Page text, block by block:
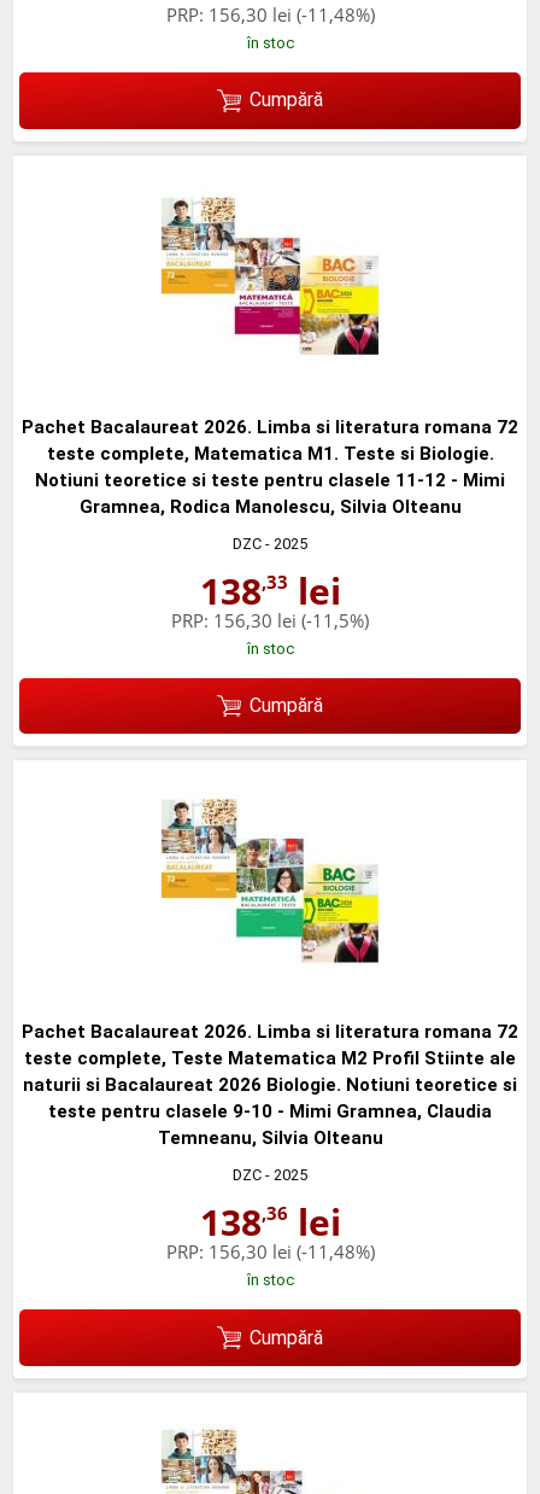
PRP: 156,30 lei (-11,48%)
în stoc
Cumpără
Pachet Bacalaureat 2026. Limba si literatura romana 72
teste complete, Matematica M1. Teste si Biologie.
Notiuni teoretice si teste pentru clasele 11-12 - Mimi
Gramnea, Rodica Manolescu, Silvia Olteanu
DZC - 2025
138,33 lei
PRP: 156,30 lei (-11,5%)
în stoc
Cumpără
Pachet Bacalaureat 2026. Limba si literatura romana 72
teste complete, Teste Matematica M2 Profil Stiinte ale
naturii si Bacalaureat 2026 Biologie. Notiuni teoretice si
teste pentru clasele 9-10 - Mimi Gramnea, Claudia
Temneanu, Silvia Olteanu
DZC - 2025
138,36 lei
PRP: 156,30 lei (-11,48%)
în stoc
Cumpără